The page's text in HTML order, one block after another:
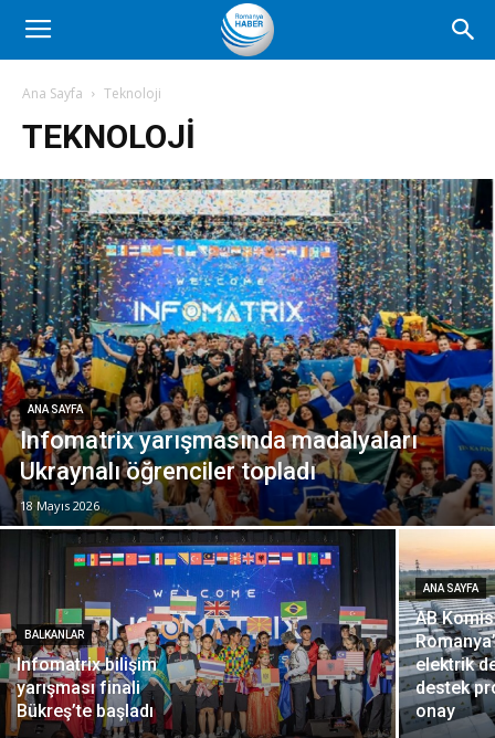
Romanya
Haber
Ana Sayfa Teknoloji
TEKNOLOJI
ANA SAYFA
Infomatrix yarışmasında madalyaları
Ukraynalı öğrenciler topladı
18 Mayıs 2026
BALKANLAR
Infomatrix bilişim
yarışması finali
Bükreş’te başladı
ANA SAYFA
AB
elektrik
destek
onay